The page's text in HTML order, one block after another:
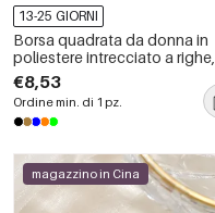
13-25 GIORNI
Borsa quadrata da donna in
poliestere intrecciato a righe,
stile casual, colori misti.
€8,53
Ordine min. di 1 pz.
magazzino in Cina